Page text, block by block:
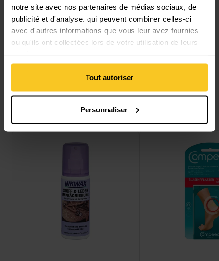
notre site avec nos partenaires de médias sociaux, de
publicité et d'analyse, qui peuvent combiner celles-ci
avec d'autres informations que vous leur avez fournies
ou qu'ils ont collectées lors de votre utilisation de leurs
Tout autoriser
Personnaliser
Description
Cela pourrait aussi t'intéresser